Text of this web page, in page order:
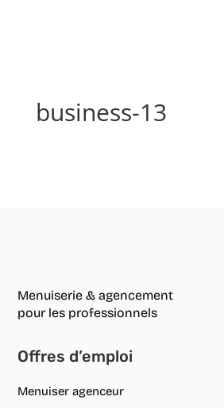
business-13
Menuiserie & agencement
pour les professionnels
Offres d’emploi
Menuiser agenceur